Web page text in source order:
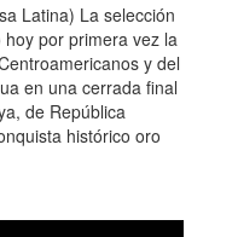
Latina) La selección
por primera vez la
y del
en una cerrada final
de República
histórico oro